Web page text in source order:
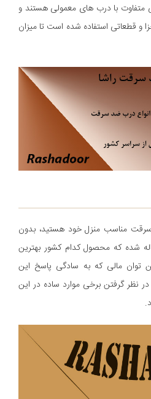
متفاوت با درب های معمولی هستند و
و قطعاتی استفاده شده است تا میزان
مناسب منزل خود هستید، بدون
شده که محصول کدام کشور بهترین
توان مالی که به سادگی پاسخ این
نظر گرفتن برخی موارد ساده در این